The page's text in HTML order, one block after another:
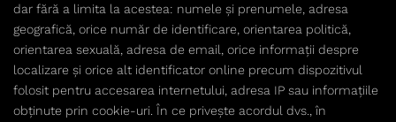
dar fără a limita la acestea: numele și prenumele, adresa
geografică, orice număr de identificare, orientarea politică,
orientarea sexuală, adresa de email, orice informații despre
localizare și orice alt identificator online precum dispozitivul
folosit pentru accesarea internetului, adresa IP sau informațiile
obținute prin cookie-uri. În ce privește acordul dvs., în